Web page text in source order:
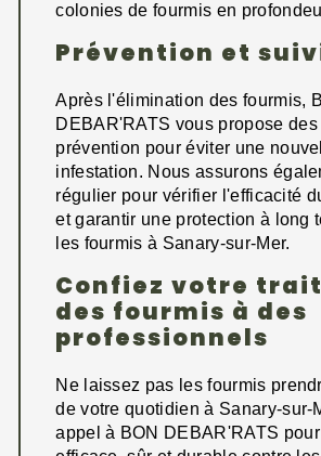
colonies de fourmis en
Prévention et
Après l'élimination des fourmis,
DEBAR'RATS vous propose
prévention pour éviter une
infestation. Nous assurons
régulier pour vérifier l'efficacité
et garantir une protection à long
les fourmis à Sanary-sur-Mer.
Confiez votre
des fourmis à des
professionnels
Ne laissez pas les fourmis
de votre quotidien à Sanary-sur-
appel à BON DEBAR'RATS